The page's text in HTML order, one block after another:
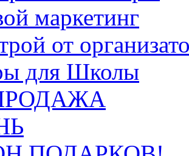
маркетинг
от
для Школы